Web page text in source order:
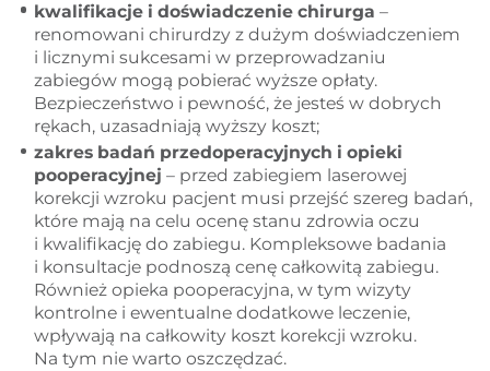
kwalifikacje i doświadczenie chirurga–
renomowani chirurdzy z dużym doświadczeniem
i licznymi sukcesami w przeprowadzaniu
zabiegów mogą pobierać wyższe opłaty.
Bezpieczeństwo i pewność, że jesteś w dobrych
rękach, uzasadniają wyższy koszt;
zakres badań przedoperacyjnych i opieki
pooperacyjnej – przed zabiegiem laserowej
korekcji wzroku pacjent musi przejść szereg badań,
które mają na celu ocenę stanu zdrowia oczu
i kwalifikację do zabiegu. Kompleksowe badania
i konsultacje podnoszą cenę całkowitą zabiegu.
Również opieka pooperacyjna, w tym wizyty
kontrolne i ewentualne dodatkowe leczenie,
wpływają na całkowity koszt korekcji wzroku.
Na tym nie warto oszczędzać.